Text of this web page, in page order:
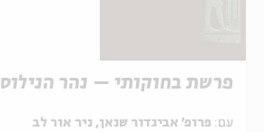
פרשת בחוקותי – נהר הנילוס
עם: